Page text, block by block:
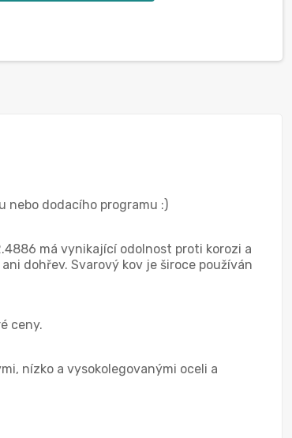
nebo dodacího programu :)
má vynikající odolnost proti korozi a
dohřev. Svarový kov je široce používán
ceny.
nízko a vysokolegovanými oceli a